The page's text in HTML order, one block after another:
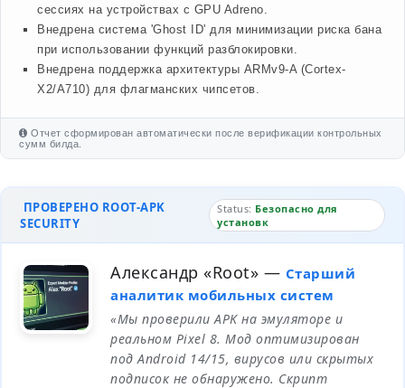
сессиях на устройствах с GPU Adreno.
Внедрена система 'Ghost ID' для минимизации риска бана
при использовании функций разблокировки.
Внедрена поддержка архитектуры ARMv9-A (Cortex-
X2/A710) для флагманских чипсетов.
Отчет сформирован автоматически после верификации контрольных
сумм билда.
ПРОВЕРЕНО ROOT-APK
SECURITY
Status: Безопасно для
установк
Александр «Root» — Старший
аналитик мобильных систем
«Мы проверили APK на эмуляторе и
реальном Pixel 8. Мод оптимизирован
под Android 14/15, вирусов или скрытых
подписок не обнаружено. Скрипт